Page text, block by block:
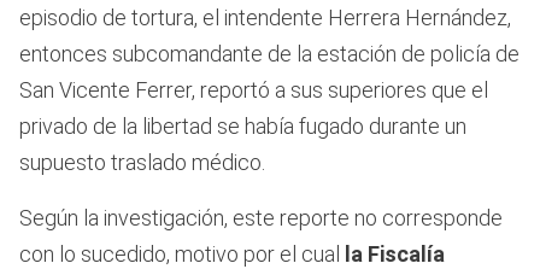
episodio de tortura, el intendente Herrera Hernández,
entonces subcomandante de la estación de policía de
San Vicente Ferrer, reportó a sus superiores que el
privado de la libertad se había fugado durante un
supuesto traslado médico.
Según la investigación, este reporte no corresponde
con lo sucedido, motivo por el cual
la Fiscalía